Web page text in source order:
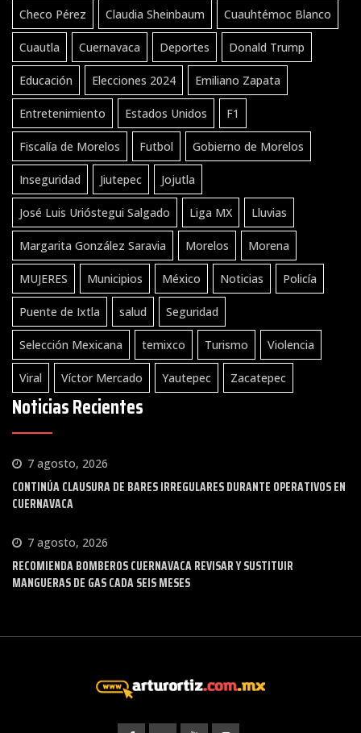
Checo Pérez Claudia Sheinbaum Cuauhtémoc Blanco
Cuautla Cuernavaca Deportes Donald Trump
Educación Elecciones 2024 Emiliano Zapata
Entretenimiento Estados Unidos F1
Fiscalía de Morelos Futbol Gobierno de Morelos
Inseguridad Jiutepec Jojutla
José Luis Urióstegui Salgado Liga MX Lluvias
Margarita González Saravia Morelos Morena
MUJERES Municipios México Noticias Policía
Puente de Ixtla salud Seguridad
Selección Mexicana temixco Turismo Violencia
Viral Víctor Mercado Yautepec Zacatepec
Noticias Recientes
7 agosto, 2026
CONTINÚA CLAUSURA DE BARES IRREGULARES DURANTE OPERATIVOS EN
CUERNAVACA
7 agosto, 2026
RECOMIENDA BOMBEROS CUERNAVACA REVISAR Y SUSTITUIR
MANGUERAS DE GAS CADA SEIS MESES